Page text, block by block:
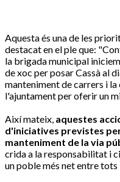
Aquesta és una de les
destacat en el ple que:
la brigada municipal
de xoc per posar Cassà al
manteniment de carrers i
l'ajuntament per oferir un
Així mateix, aquestes
d'iniciatives previstes
manteniment de la via
crida a la responsabilitat i
un poble més net entre tots